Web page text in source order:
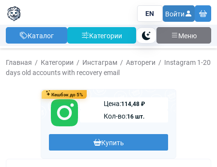
EN Войти
Каталог Категории Тема Меню
Главная Категории Инстаграм Автореги
Instagram 1-20
days old accounts with recovery email
Кешбэк до 5%
Цена:114,48 ₽
Кол-во:16 шт.
Купить